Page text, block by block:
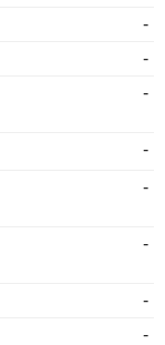
-
-
-
-
-
-
-
-